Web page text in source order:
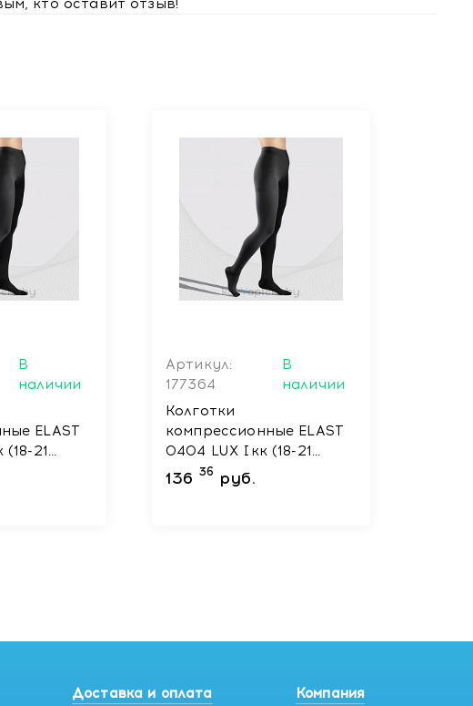
кто оставит отзыв!
В
наличии
ELAST
размер
Артикул:
177364
В
наличии
Колготки
компрессионные ELAST
0404 LUX Iкк (18-21
mmHg) Черный размер
4 Рост 1
136 36 руб.
Доставка и оплата Компания